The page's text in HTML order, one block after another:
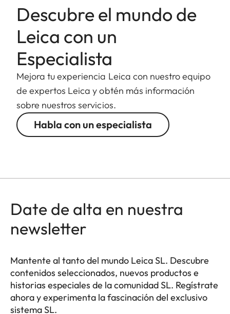
Descubre el mundo de
Leica con un
Especialista
Mejora tu experiencia Leica con nuestro equipo
de expertos Leica y obtén más información
sobre nuestros servicios.
Habla con un especialista
Date de alta en nuestra
newsletter
Mantente al tanto del mundo Leica SL. Descubre
contenidos seleccionados, nuevos productos e
historias especiales de la comunidad SL. Regístrate
ahora y experimenta la fascinación del exclusivo
sistema SL.